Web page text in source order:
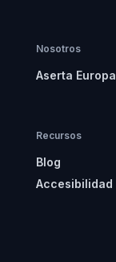
Nosotros
Aserta Europa
Recursos
Blog
Accesibilidad